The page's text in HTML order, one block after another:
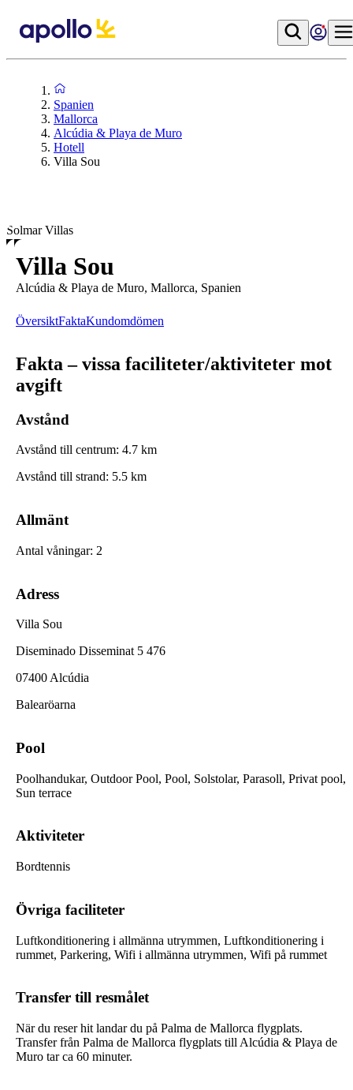
Spanien
Mallorca
Alcúdia & Playa de Muro
Hotell
Villa Sou
Solmar Villas
Villa Sou
Alcúdia & Playa de Muro, Mallorca, Spanien
ÖversiktFaktaKundomdömen
Fakta – vissa faciliteter/aktiviteter mot
avgift
Avstånd
Avstånd till centrum: 4.7 km
Avstånd till strand: 5.5 km
Allmänt
Antal våningar: 2
Adress
Villa Sou
Diseminado Disseminat 5 476
07400 Alcúdia
Balearöarna
Pool
Poolhandukar, Outdoor Pool, Pool, Solstolar, Parasoll, Privat pool,
Sun terrace
Aktiviteter
Bordtennis
Övriga faciliteter
Luftkonditionering i allmänna utrymmen, Luftkonditionering i
rummet, Parkering, Wifi i allmänna utrymmen, Wifi på rummet
Transfer till resmålet
När du reser hit landar du på Palma de Mallorca flygplats.
Transfer från Palma de Mallorca flygplats till Alcúdia & Playa de
Muro tar ca 60 minuter.